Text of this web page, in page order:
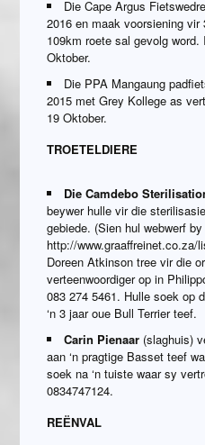
Die Cape Argus
2016 en maak voorsiening vir
109km roete sal gevolg
Oktober.
Die PPA Mangaung
2015 met Grey Kollege as
19 Oktober.
TROETELDIERE
Die Camdebo
beywer hulle vir die
gebiede. (Sien hul webwerf by
http://
Doreen Atkinson tree vir die
verteenwoordiger op in
083 274 5461. Hulle soek op
‘n 3 jaar oue Bull Terrier teef.
Carin Pienaar (slaghuis)
aan ‘n pragtige Basset teef
soek na ‘n tuiste waar sy
0834747124.
REЁNVAL